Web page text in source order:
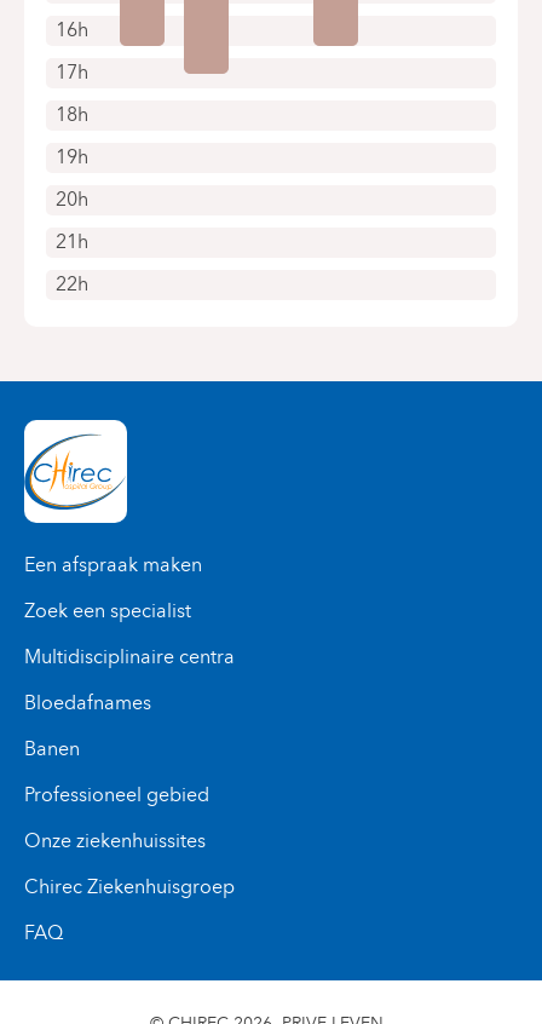
16h
17h
18h
19h
20h
21h
22h
Een afspraak maken
Zoek een specialist
Multidisciplinaire centra
Bloedafnames
Banen
Professioneel gebied
Onze ziekenhuissites
Chirec Ziekenhuisgroep
FAQ